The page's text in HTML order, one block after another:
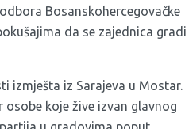
Bosanskohercegovačke
da se zajednica gradi
izmješta iz Sarajeva u Mostar.
koje žive izvan glavnog